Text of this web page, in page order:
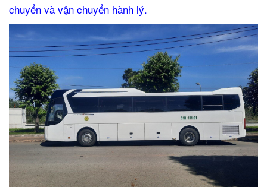
chuyển và vận chuyển hành lý.